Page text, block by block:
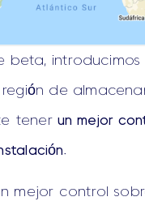
beta,
de
tener un mejor
.
mejor control